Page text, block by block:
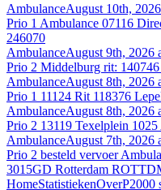
AmbulanceAugust 10th,
Prio 1 Ambulance 07116
246070
AmbulanceAugust 9th, 2026
Prio 2 Middelburg rit:
AmbulanceAugust 8th, 2026
Prio 1 11124 Rit 118376
AmbulanceAugust 8th, 2026
Prio 2 13119 Texelplein
AmbulanceAugust 7th, 2026
Prio 2 besteld vervoer
3015GD Rotterdam
HomeStatistiekenOverP2000